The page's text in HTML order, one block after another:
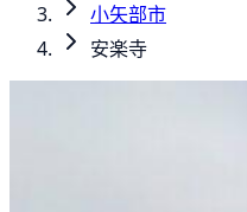
小矢部市
安楽寺